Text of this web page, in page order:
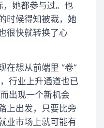
她都参与过。也
时候得知被裁，她
很快就转换了心
在想从前端里 “卷”
行业上升通道也已
出现一个新机会
上出发，只要比旁
业市场上就可能有